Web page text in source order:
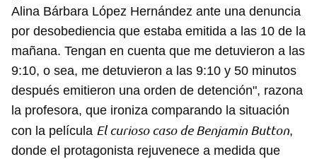
Alina Bárbara López Hernández ante una denuncia
por desobediencia que estaba emitida a las 10 de la
mañana. Tengan en cuenta que me detuvieron a las
9:10, o sea, me detuvieron a las 9:10 y 50 minutos
después emitieron una orden de detención", razona
la profesora, que ironiza comparando la situación
con la película El curioso caso de Benjamin Button,
donde el protagonista rejuvenece a medida que